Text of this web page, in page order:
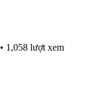
• 1,058 lượt xem